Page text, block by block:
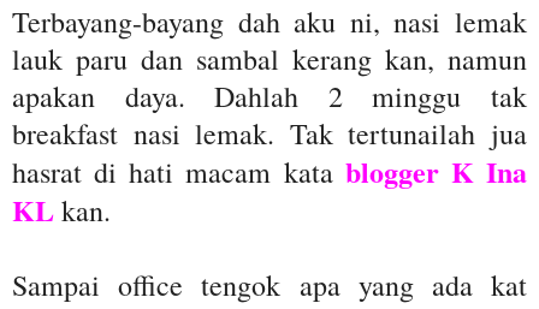
Terbayang-bayang dah aku ni, nasi lemak
lauk paru dan sambal kerang kan, namun
apakan daya. Dahlah 2 minggu tak
breakfast nasi lemak. Tak tertunailah jua
hasrat di hati macam kata blogger K Ina
KLkan.
Sampai office tengok apa yang ada kat